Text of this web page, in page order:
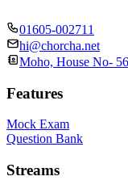
01605-002711
hi@chorcha.net
Moho, House No-
Features
Mock Exam
Question Bank
Streams